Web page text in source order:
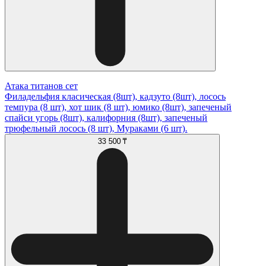
Атака титанов сет
Филадельфия класическая (8шт), кадзуто (8шт), лосось
темпура (8 шт), хот шик (8 шт), юмико (8шт), запеченый
спайси угорь (8шт), калифорния (8шт), запеченый
трюфельный лосось (8 шт), Мураками (6 шт).
33 500 ₸